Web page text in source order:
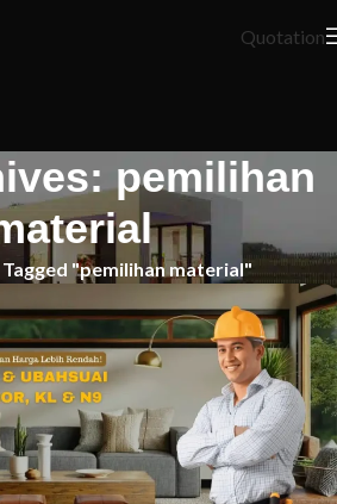
Quotation
pemilihan
"pemilihan material"